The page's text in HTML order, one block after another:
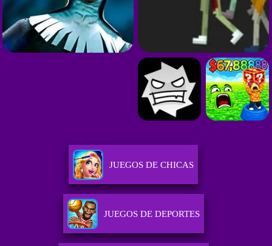
JUEGOS DE CHICAS
JUEGOS DE DEPORTES